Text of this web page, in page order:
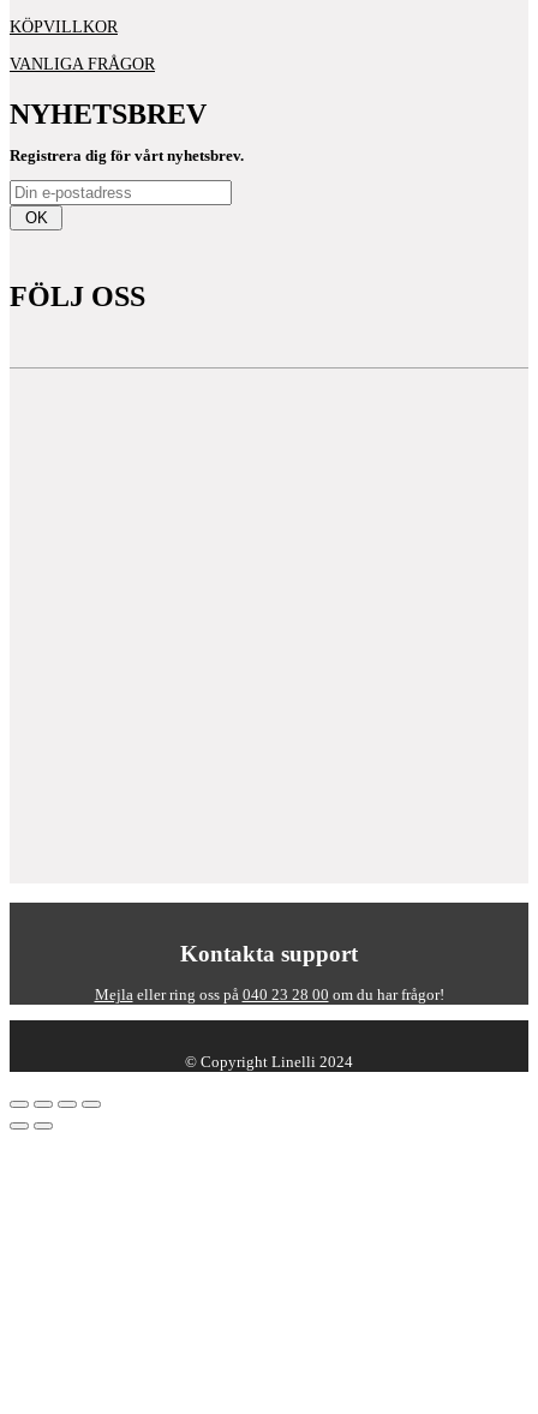
KÖPVILLKOR
VANLIGA FRÅGOR
NYHETSBREV
Registrera dig för vårt nyhetsbrev.
OK
FÖLJ OSS
Kontakta support
Mejla eller ring oss på 040 23 28 00 om du har frågor!
© Copyright Linelli 2024